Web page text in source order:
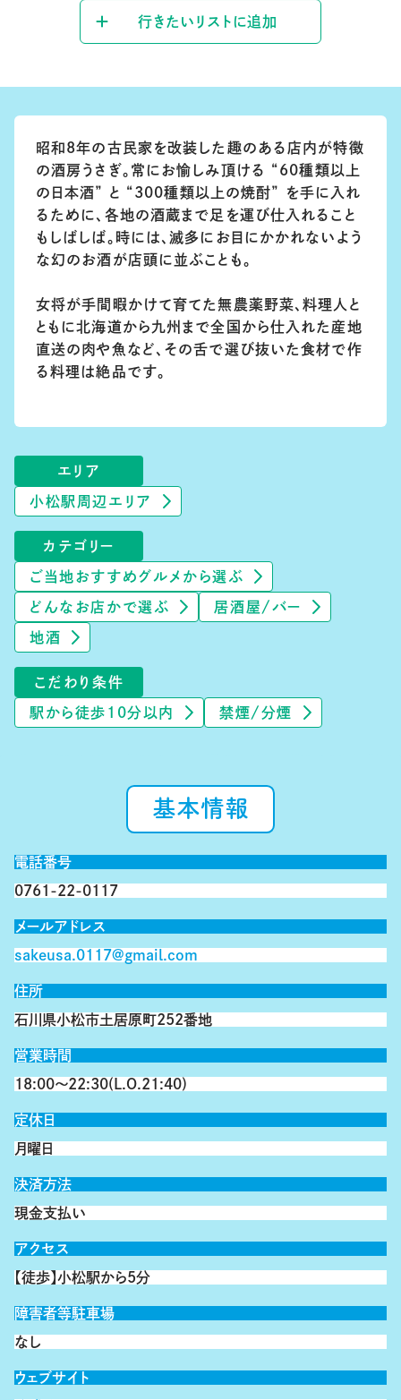
昭和8年の古民家を改装した趣のある店内が特徴
の酒房うさぎ。常にお愉しみ頂ける “60種類以上
の日本酒” と “300種類以上の焼酎” を手に入れ
るために、各地の酒蔵まで足を運び仕入れること
もしばしば。時には、滅多にお目にかかれないよう
な幻のお酒が店頭に並ぶことも。
女将が手間暇かけて育てた無農薬野菜、料理人と
ともに北海道から九州まで全国から仕入れた産地
直送の肉や魚など、その舌で選び抜いた食材で作
る料理は絶品です。
エリア
小松駅周辺エリア
カテゴリー
ご当地おすすめグルメから選ぶ
どんなお店かで選ぶ 居酒屋/バー
地酒
こだわり条件
駅から徒歩10分以内 禁煙/分煙
基本情報
電話番号
0761-22-0117
メールアドレス
sakeusa.0117@gmail.com
住所
石川県小松市土居原町252番地
営業時間
18:00～22:30(L.O.21:40)
定休日
月曜日
決済方法
現金支払い
アクセス
【徒歩】小松駅から5分
障害者等駐車場
なし
ウェブサイト
行きたいリストに追加